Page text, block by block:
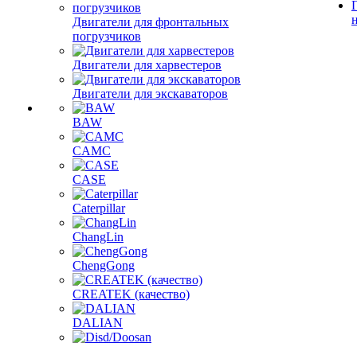
Двигатели для фронтальных
погрузчиков
Двигатели для харвестеров
Двигатели для экскаваторов
BAW
CAMC
CASE
Caterpillar
ChangLin
ChengGong
CREATEK (качество)
DALIAN